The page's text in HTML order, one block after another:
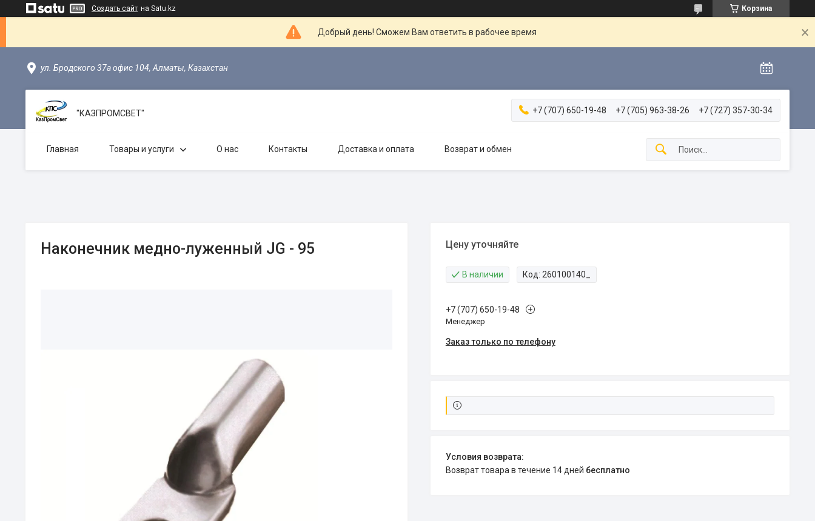
Создать сайт на Satu.kz Корзина
Добрый день! Сможем Вам ответить в рабочее время
ул. Бродского 37а офис 104, Алматы, Казахстан
"КАЗПРОМСВЕТ" +7 (707) 650-19-48 +7 (705) 963-38-26 +7 (727) 357-30-34
Главная Товары и услуги О нас Контакты Доставка и оплата Возврат и обмен
Наконечник медно-луженный JG - 95 Цену уточняйте
В наличии Код: 260100140_
+7 (707) 650-19-48
Менеджер
Заказ только по телефону
возврат товара в течение 14 дней бесплатно